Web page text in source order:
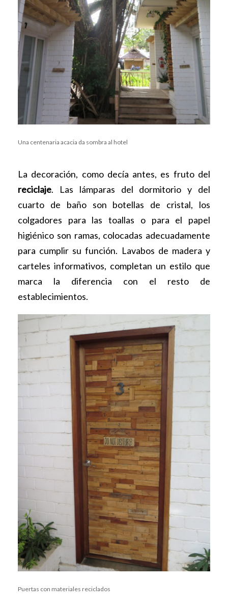
Una centenaria acacia da sombra al hotel
La decoración, como decía antes, es fruto del
reciclaje. Las lámparas del dormitorio y del
cuarto de baño son botellas de cristal, los
colgadores para las toallas o para el papel
higiénico son ramas, colocadas adecuadamente
para cumplir su función. Lavabos de madera y
carteles informativos, completan un estilo que
marca la diferencia con el resto de
establecimientos.
Puertas con materiales reciclados